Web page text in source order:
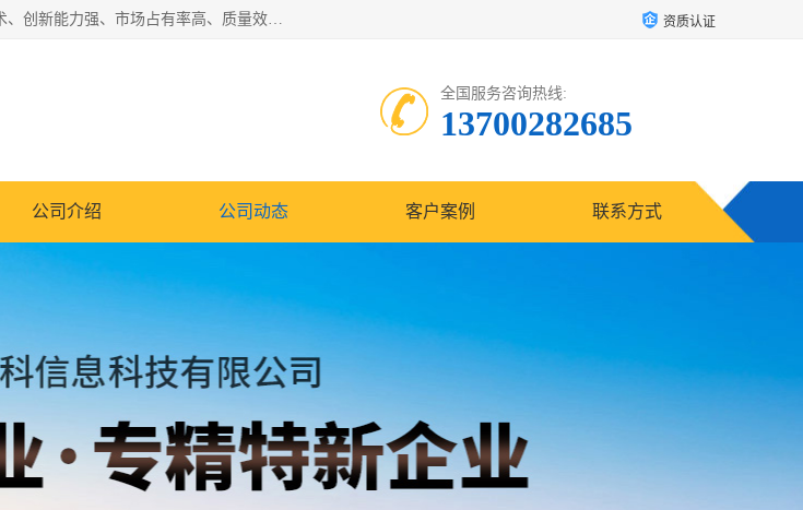
“专精特新”中小企业是指经省工业和信息化厅认定，专注于细分市场、掌握关键核心技术、创新能力强、市场占有率高、质量效益优，在专业化、精细化、特色化、新颖化等方面表现突出的中小企业。 资质认证
全国服务咨询热线:
13700282685
公司介绍 公司动态 客户案例 联系方式